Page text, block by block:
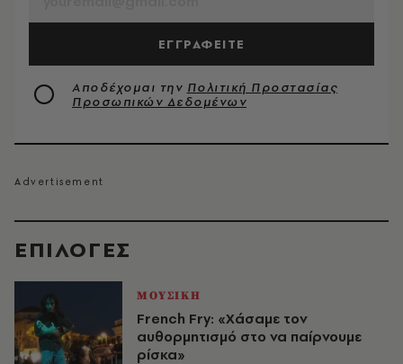
EΠΙΛΟΓΈΣ
ΜΟΥΣΙΚΗ
French Fry: «Χάσαμε τον
αυθορμητισμό στο να παίρνουμε
ρίσκα»
ΕΓΓΡΑΦΕΙΤΕ
Αποδέχομαι την Πολιτική Προστασίας
Προσωπικών Δεδομένων